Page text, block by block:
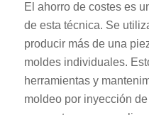
El ahorro de costes es
de esta técnica. Se
producir más de una
moldes individuales.
herramientas y
moldeo por inyección